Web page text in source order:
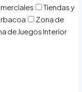
Tiendas y
Zona de
de Juegos Interior